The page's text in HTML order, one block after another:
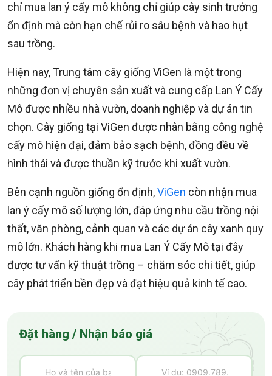
chỉ mua lan ý cấy mô không chỉ giúp cây sinh trưởng
ổn định mà còn hạn chế rủi ro sâu bệnh và hao hụt
sau trồng.
Hiện nay, Trung tâm cây giống ViGen là một trong
những đơn vị chuyên sản xuất và cung cấp Lan Ý Cấy
Mô được nhiều nhà vườn, doanh nghiệp và dự án tin
chọn. Cây giống tại ViGen được nhân bằng công nghệ
cấy mô hiện đại, đảm bảo sạch bệnh, đồng đều về
hình thái và được thuần kỹ trước khi xuất vườn.
Bên cạnh nguồn giống ổn định,ViGen còn nhận mua
lan ý cấy mô số lượng lớn, đáp ứng nhu cầu trồng nội
thất, văn phòng, cảnh quan và các dự án cây xanh quy
mô lớn. Khách hàng khi mua Lan Ý Cấy Mô tại đây
được tư vấn kỹ thuật trồng – chăm sóc chi tiết, giúp
cây phát triển bền đẹp và đạt hiệu quả kinh tế cao.
Đặt hàng / Nhận báo giá